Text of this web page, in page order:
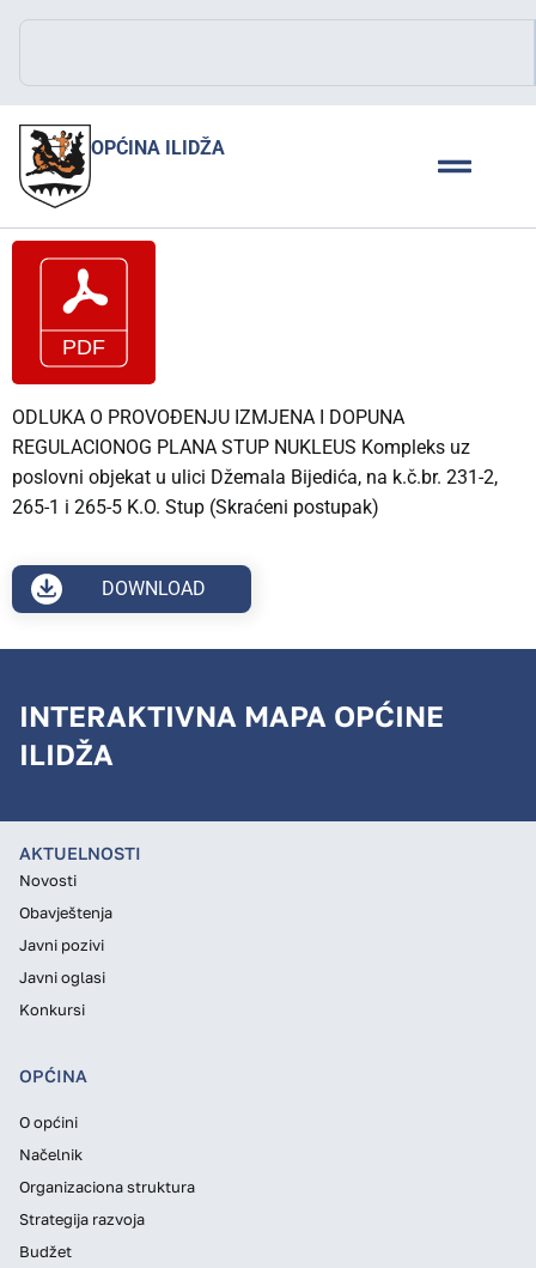
OPĆINA ILIDŽA
ODLUKA O PROVOĐENJU IZMJENA I DOPUNA
REGULACIONOG PLANA STUP NUKLEUS Kompleks uz
poslovni objekat u ulici Džemala Bijedića, na k.č.br. 231-2,
265-1 i 265-5 K.O. Stup (Skraćeni postupak)
DOWNLOAD
INTERAKTIVNA MAPA OPĆINE
ILIDŽA
AKTUELNOSTI
Novosti
Obavještenja
Javni pozivi
Javni oglasi
Konkursi
OPĆINA
O općini
Načelnik
Organizaciona struktura
Strategija razvoja
Budžet